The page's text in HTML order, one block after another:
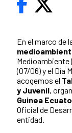
En el marco de
Medioambiente
(07/06) y el Día
acogemos el
y Juvenil,
Guinea
Oficial de
entidad.